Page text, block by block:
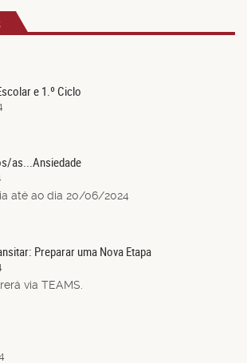
e 1.º Ciclo
as...Ansiedade
até ao dia 20/06/2024
Preparar uma Nova Etapa
via TEAMS.